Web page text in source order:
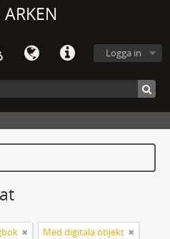
ARKEN
Logga in
Med digitala objekt